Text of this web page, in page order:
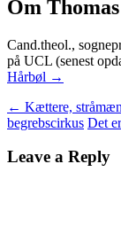
Om
Cand.theol.,
på UCL (senest
Hårbøl →
← Kættere,
begrebscirkus Det
Leave a Reply